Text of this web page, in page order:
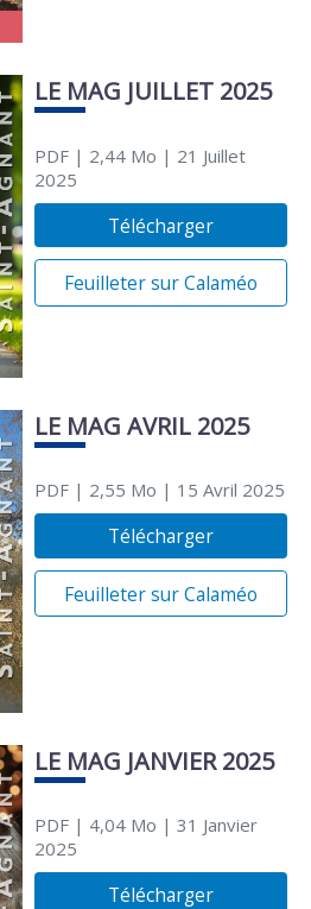
LE MAG JUILLET 2025
PDF| 2,44 Mo | 21 Juillet
2025
Télécharger
Feuilleter sur Calaméo
LE MAG AVRIL 2025
PDF| 2,55 Mo | 15 Avril 2025
Télécharger
Feuilleter sur Calaméo
LE MAG JANVIER 2025
PDF| 4,04 Mo | 31 Janvier
2025
Télécharger